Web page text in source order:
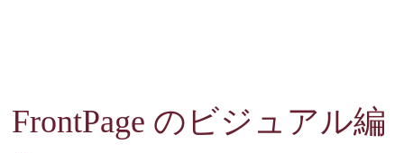
FrontPage のビジュアル編